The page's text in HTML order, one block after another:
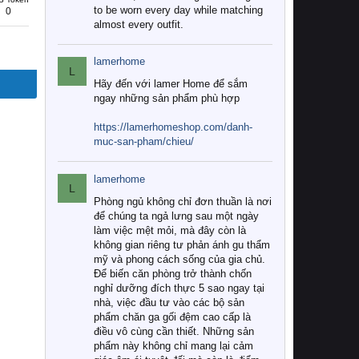
0
to be worn every day while matching
almost every outfit.
L
lamerhome
Hãy đến với lamer Home để sắm
ngay những sản phẩm phù hợp
https://lamerhomeshop.com/danh-
muc-san-pham/chieu/
L
lamerhome
Phòng ngủ không chỉ đơn thuần là nơi
để chúng ta ngả lưng sau một ngày
làm việc mệt mỏi, mà đây còn là
không gian riêng tư phản ánh gu thẩm
mỹ và phong cách sống của gia chủ.
Để biến căn phòng trở thành chốn
nghỉ dưỡng đích thực 5 sao ngay tại
nhà, việc đầu tư vào các bộ sản
phẩm chăn ga gối đệm cao cấp là
điều vô cùng cần thiết. Những sản
phẩm này không chỉ mang lại cảm